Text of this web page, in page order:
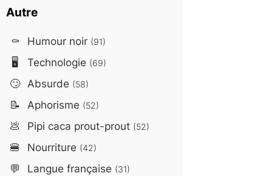
Autre
⚰️ Humour noir (91)
🖥️ Technologie (69)
🙄 Absurde (58)
📝 Aphorisme (52)
💩 Pipi caca prout-prout (52)
🍔 Nourriture (42)
💬 Langue française (31)